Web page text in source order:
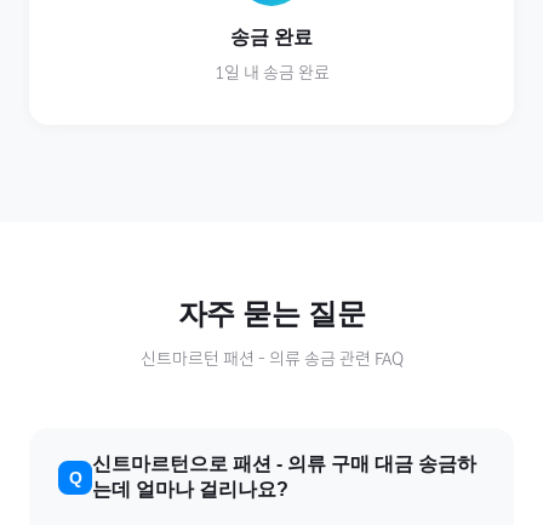
송금 완료
1일 내 송금 완료
자주 묻는 질문
신트마르턴 패션 - 의류 송금 관련 FAQ
신트마르턴 으로 패션 - 의류 구매 대금 송금하
는데 얼마나 걸리나요?